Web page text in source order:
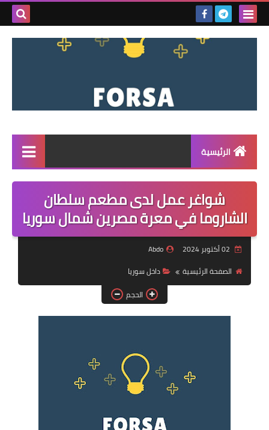
بحث
الرئيسية
القائمة
مناقصات
فرص عمل داخل سوريا
فرص عمل في العراق
فرص عمل في اليمن
دورات تدريبية
شواغر عمل لدى مطعم سلطان
الشاروما في معرة مصرين شمال سوريا
Abdo
الصفحة الرئيسية
داخل سوريا
الحجم